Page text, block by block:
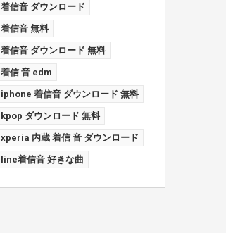
着信音 ダウンロード
着信音 無料
着信音 ダウンロード 無料
着信 音 edm
iphone 着信音 ダウンロード 無料
kpop ダウンロード 無料
xperia 内蔵 着信 音 ダウンロード
line着信音 好きな曲